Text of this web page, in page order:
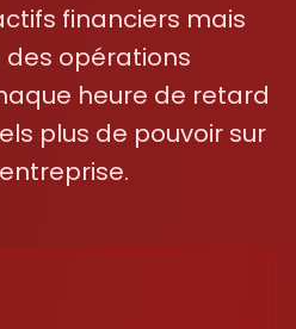
financiers mais
opérations
heure de retard
plus de pouvoir sur